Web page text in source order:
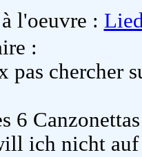
l'oeuvre :
:
pas chercher
6
ich nicht auf